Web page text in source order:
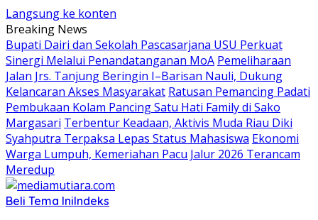
Langsung ke konten
Breaking News
Bupati Dairi dan Sekolah Pascasarjana USU Perkuat
Sinergi Melalui Penandatanganan MoA Pemeliharaan
Jalan Jrs. Tanjung Beringin I–Barisan Nauli, Dukung
Kelancaran Akses Masyarakat Ratusan Pemancing Padati
Pembukaan Kolam Pancing Satu Hati Family di Sako
Margasari Terbentur Keadaan, Aktivis Muda Riau Diki
Syahputra Terpaksa Lepas Status Mahasiswa Ekonomi
Warga Lumpuh, Kemeriahan Pacu Jalur 2026 Terancam
Meredup
Beli Tema IniIndeks